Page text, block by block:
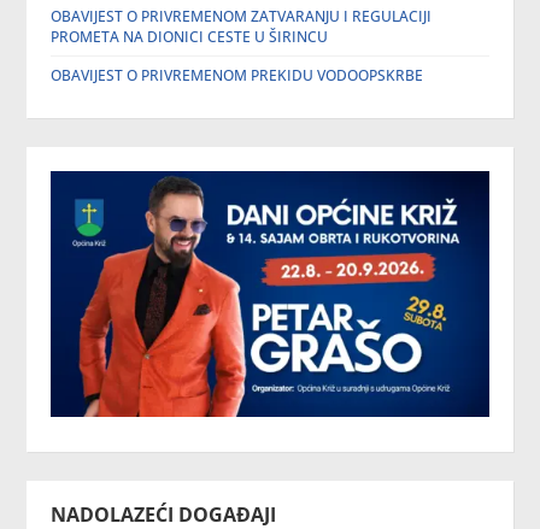
OBAVIJEST O PRIVREMENOM ZATVARANJU I REGULACIJI
PROMETA NA DIONICI CESTE U ŠIRINCU
OBAVIJEST O PRIVREMENOM PREKIDU VODOOPSKRBE
NADOLAZEĆI DOGAĐAJI